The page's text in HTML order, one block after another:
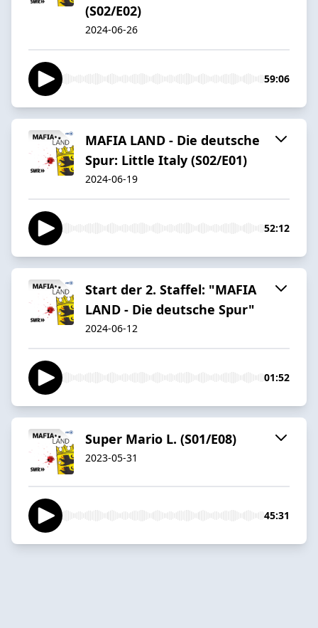
(S02/E02)
2024-06-26
59:06
MAFIA LAND - Die deutsche
Spur: Little Italy (S02/E01)
2024-06-19
52:12
Start der 2. Staffel: "MAFIA
LAND - Die deutsche Spur"
2024-06-12
01:52
Super Mario L. (S01/E08)
2023-05-31
45:31